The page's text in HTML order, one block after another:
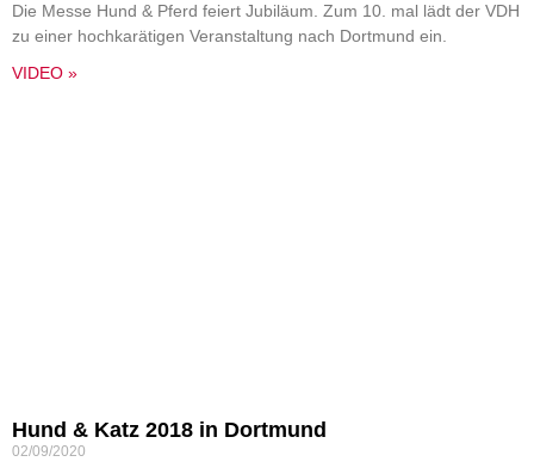
Die Messe Hund & Pferd feiert Jubiläum. Zum 10. mal lädt der VDH
zu einer hochkarätigen Veranstaltung nach Dortmund ein.
VIDEO »
Hund & Katz 2018 in Dortmund
02/09/2020